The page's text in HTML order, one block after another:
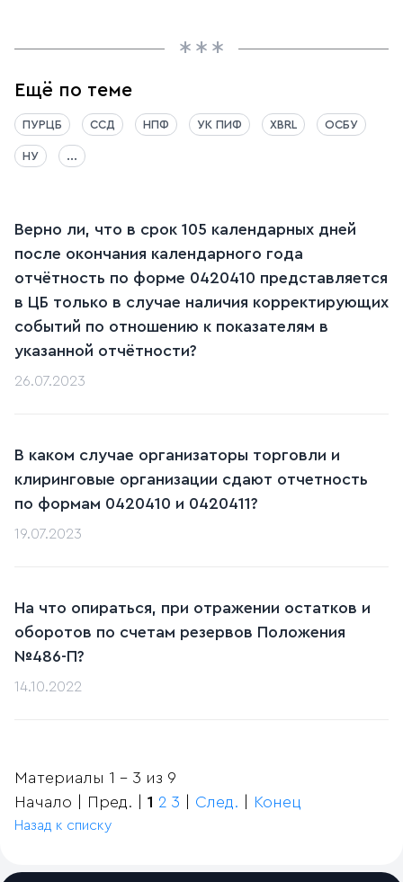
Ещё по теме
ПУРЦБ ССД НПФ УК ПИФ XBRL ОСБУ
НУ ...
Верно ли, что в срок 105 календарных дней
после окончания календарного года
отчётность по форме 0420410 представляется
в ЦБ только в случае наличия корректирующих
событий по отношению к показателям в
указанной отчётности?
26.07.2023
В каком случае организаторы торговли и
клиринговые организации сдают отчетность
по формам 0420410 и 0420411?
19.07.2023
На что опираться, при отражении остатков и
оборотов по счетам резервов Положения
№486-П?
14.10.2022
Материалы 1 - 3 из 9
Начало | Пред. | 1 2 3 След. Конец
Назад к списку